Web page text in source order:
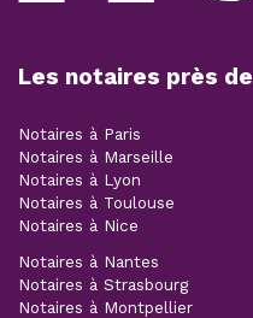
Les notaires près
Notaires à Paris
Notaires à Marseille
Notaires à Lyon
Notaires à Toulouse
Notaires à Nice
Notaires à Nantes
Notaires à Strasbourg
Notaires à Montpellier